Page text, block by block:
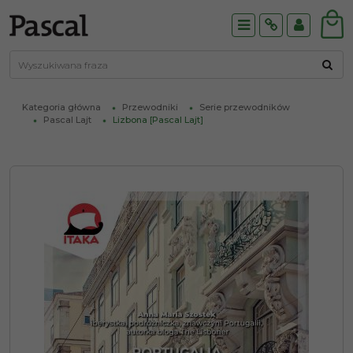
MenuInfoPanel
Kategoria główna Przewodniki
Serie przewodników
Pascal Lajt
Lizbona [Pascal Lajt]